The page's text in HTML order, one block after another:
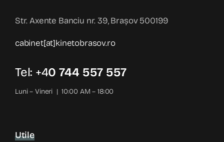
Str. Axente Banciu nr. 39, Brașov 500199
cabinet[at]kinetobrasov.ro
Tel: +40 744 557 557
Luni – Vineri | 10:00 AM – 18:00
Utile